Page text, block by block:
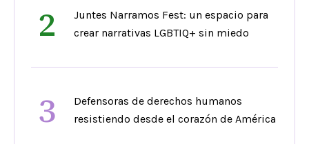
2
Juntes Narramos Fest: un espacio para
crear narrativas LGBTIQ+ sin miedo
3
Defensoras de derechos humanos
resistiendo desde el corazón de América